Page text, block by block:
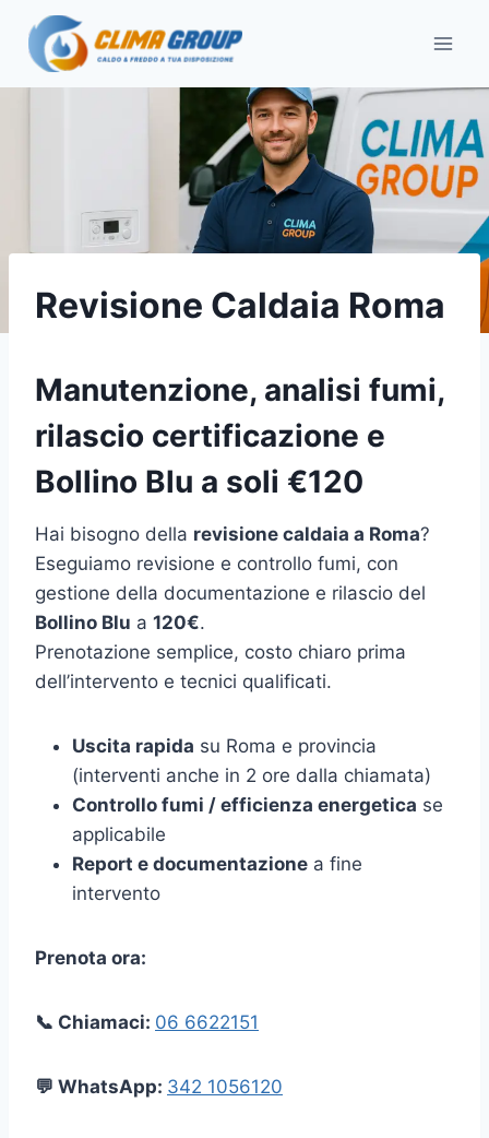
Salta
contenuto
Revisione Caldaia Roma
Manutenzione, analisi fumi,
rilascio certificazione e
Bollino Blu a soli €120
Hai bisogno della revisione caldaia a Roma?
Eseguiamo revisione e controllo fumi, con
gestione della documentazione e rilascio del
Bollino Blu a 120€.
Prenotazione semplice, costo chiaro prima
dell’intervento e tecnici qualificati.
Uscita rapida su Roma e provincia
(interventi anche in 2 ore dalla chiamata)
Controllo fumi / efficienza energetica se
applicabile
Report e documentazione a fine
intervento
Prenota ora:
📞 Chiamaci: 06 6622151
💬 WhatsApp: 342 1056120